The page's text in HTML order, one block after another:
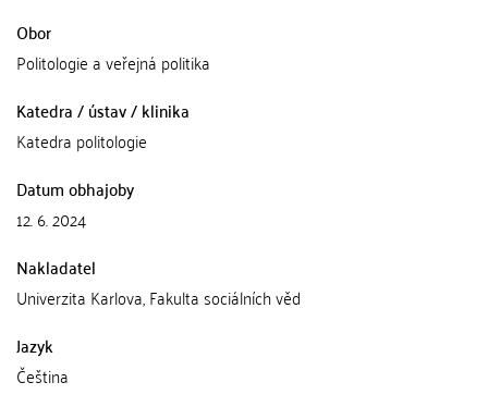
Obor
Politologie a veřejná politika
Katedra / ústav / klinika
Katedra politologie
Datum obhajoby
12. 6. 2024
Nakladatel
Univerzita Karlova, Fakulta sociálních věd
Jazyk
Čeština